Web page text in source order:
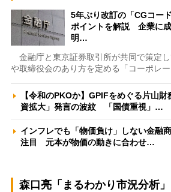
5年ぶり改訂の「CGコー
ポイントを解説 企業に
明…
金融庁と東京証券取引所が共同で策定
や取締役会のあり方を定める「コーポレ
【令和のPKOか】GPIFをめぐる片山
資拡大」発言の波紋 「国債重視」…
インフレでも「物価負け」しない金融
注目 元本が物価の動きに合わせ…
森口亮「まるわかり市況分析」